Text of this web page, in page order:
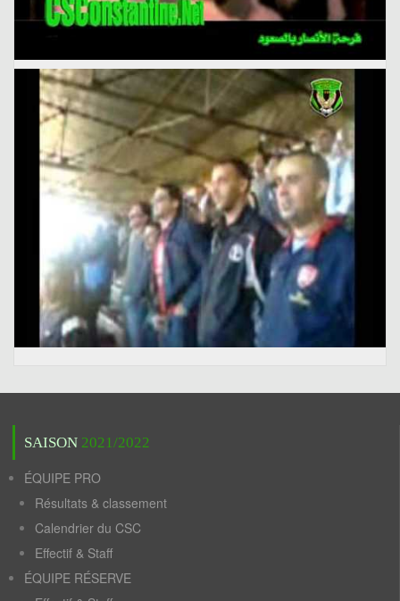
SAISON 2021/2022
ÉQUIPE PRO
Résultats & classement
Calendrier du CSC
Effectif & Staff
ÉQUIPE RÉSERVE